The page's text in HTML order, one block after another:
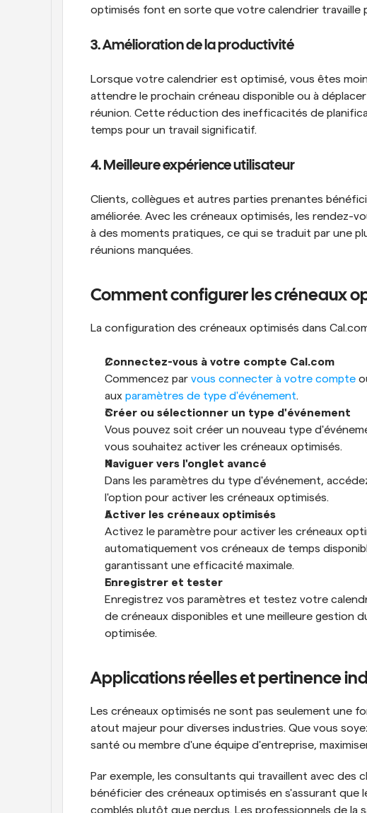
optimisés font en sorte que votre calendrier travaille
3. Amélioration de la productivité
Lorsque votre calendrier est optimisé, vous êtes
attendre le prochain créneau disponible ou à
réunion. Cette réduction des inefficacités de
temps pour un travail significatif.
4. Meilleure expérience utilisateur
Clients, collègues et autres parties prenantes
améliorée. Avec les créneaux optimisés, les rendez-
à des moments pratiques, ce qui se traduit par une
réunions manquées.
Comment configurer les créneaux
La configuration des créneaux optimisés dans
Connectez-vous à votre compte Cal.com
Commencez par vous connecter à votre compte
aux paramètres de type d'événement.
Créer ou sélectionner un type d'événement
Vous pouvez soit créer un nouveau type
vous souhaitez activer les créneaux optimisés.
Naviguer vers l'onglet avancé
Dans les paramètres du type d'événement,
l'option pour activer les créneaux optimisés.
Activer les créneaux optimisés
Activez le paramètre pour activer les créneaux
automatiquement vos créneaux de temps
garantissant une efficacité maximale.
Enregistrer et tester
Enregistrez vos paramètres et testez votre
de créneaux disponibles et une meilleure gestion
optimisée.
Applications réelles et pertinence
Les créneaux optimisés ne sont pas seulement une
atout majeur pour diverses industries. Que vous
santé ou membre d'une équipe d'entreprise,
Par exemple, les consultants qui travaillent avec des
bénéficier des créneaux optimisés en s'assurant
comblés plutôt que perdus. Les professionnels de la